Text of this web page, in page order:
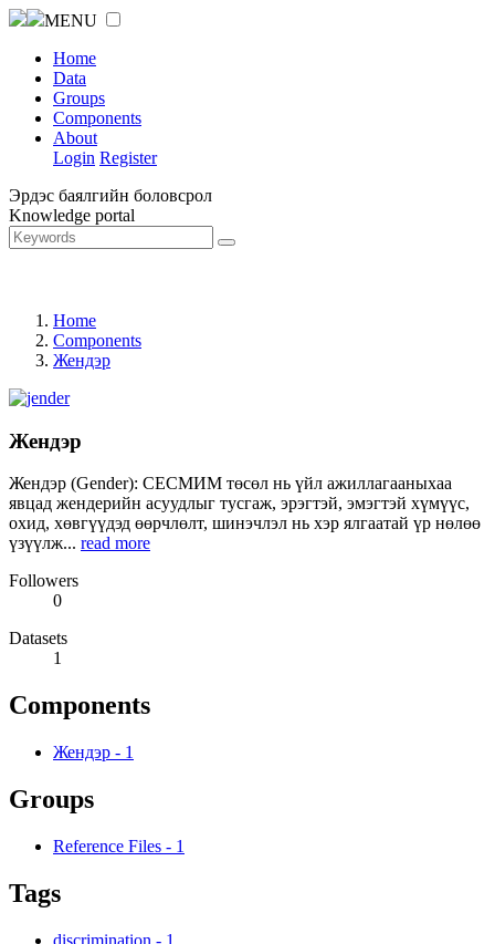
MENU
Home
Data
Groups
Components
About
Login Register
Эрдэс баялгийн боловсрол
Knowledge portal
Home
Components
Жендэр
Жендэр
Жендэр (Gender): СЕСМИМ төсөл нь үйл ажиллагааныхаа
явцад жендерийн асуудлыг тусгаж, эрэгтэй, эмэгтэй хүмүүс,
охид, хөвгүүдэд өөрчлөлт, шинэчлэл нь хэр ялгаатай үр нөлөө
үзүүлж... read more
Followers
0
Datasets
1
Components
Жендэр - 1
Groups
Reference Files - 1
Tags
discrimination - 1